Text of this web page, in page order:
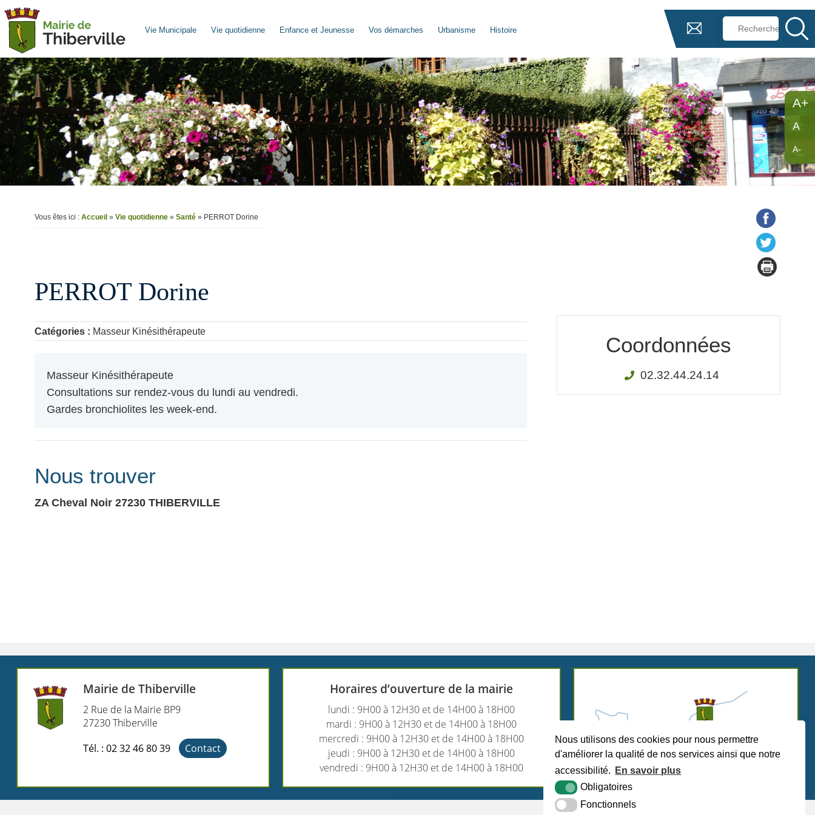
Nous utilisons des cookies pour nous permettre
d'améliorer la qualité de nos services ainsi que notre
accessibilité.
En savoir plus
Obligatoires
Fonctionnels
Vie Municipale Vie quotidienne Enfance et Jeunesse Vos démarches Urbanisme Histoire
A+
A
A-
Vous êtes ici : Accueil» Vie quotidienne» Santé» PERROT Dorine
PERROT Dorine
Catégories : Masseur Kinésithérapeute
Masseur Kinésithérapeute
Consultations sur rendez-vous du lundi au vendredi.
Gardes bronchiolites les week-end.
Nous trouver
ZA Cheval Noir 27230 THIBERVILLE
Coordonnées
02.32.44.24.14
Mairie de Thiberville
2 Rue de la Mairie BP9
27230 Thiberville
Tél. : 02 32 46 80 39
Contact
Horaires d’ouverture de la mairie
lundi : 9H00 à 12H30 et de 14H00 à 18H00
mardi : 9H00 à 12H30 et de 14H00 à 18H00
mercredi : 9H00 à 12H30 et de 14H00 à 18H00
jeudi : 9H00 à 12H30 et de 14H00 à 18H00
vendredi : 9H00 à 12H30 et de 14H00 à 18H00